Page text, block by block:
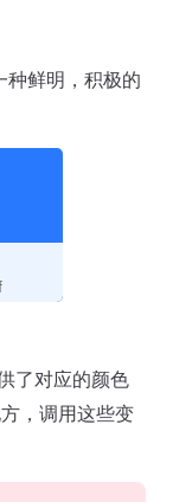
鲜明，积极的
了对应的颜色
，调用这些变